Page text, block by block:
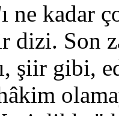
ne kadar
dizi. Son
şiir gibi,
hâkim